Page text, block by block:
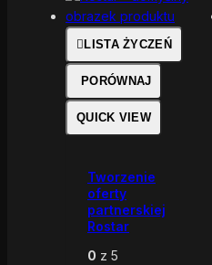
LISTA ŻYCZEŃ
PORÓWNAJ
QUICK VIEW
Tworzenie
oferty
partnerskiej
Rostar
0 z 5